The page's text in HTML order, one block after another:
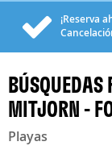
¡Reserva
BÚSQUEDAS
MITJORN -
Playas